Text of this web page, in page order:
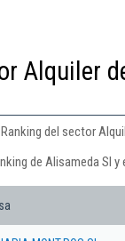
Alquiler
del sector
de Alisameda Sl